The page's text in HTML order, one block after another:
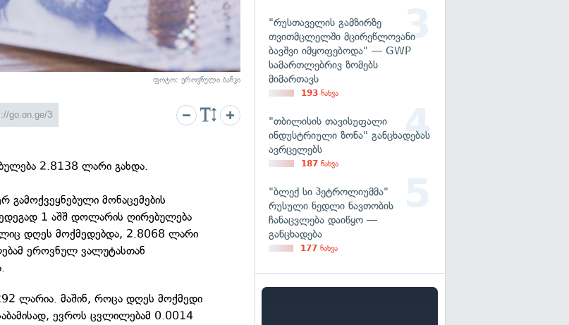
ფოტო: ეროვნული ბანკი
2.8138 ლარი გახდა.
მონაცემების
1 აშშ დოლარის ღირებულება
დღეს მოქმედებდა, 2.8068 ლარი
ეროვნულ ვალუტასთან
ლარია. მაშინ, როცა დღეს მოქმედი
ევროს ცვლილებამ 0.0014
"რუსთაველის გამზირზე
თვითმცლელში მცირეწლოვანი
ბავშვი იმყოფებოდა" — GWP
სამართლებრივ ზომებს
მიმართავს
193 ნახვა
"თბილისის თავისუფალი
ინდუსტრიული ზონა" განცხადებას
ავრცელებს
187 ნახვა
"ბლექ სი პეტროლიუმმა"
რუსული ნედლი ნავთობის
ჩანაცვლება დაიწყო —
განცხადება
177 ნახვა